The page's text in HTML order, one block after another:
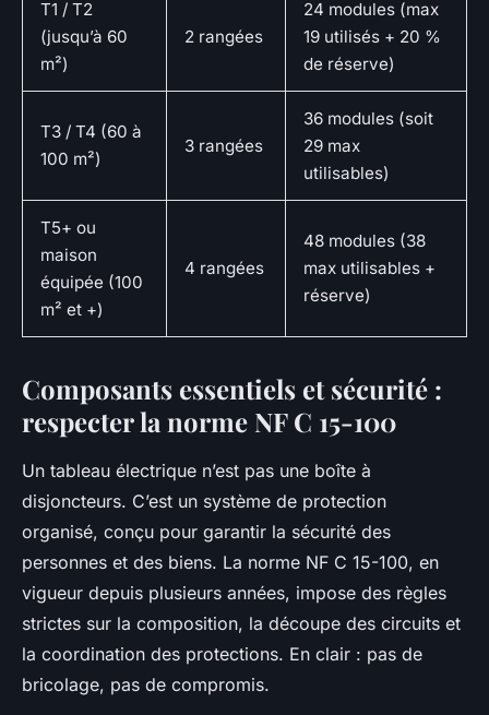
T1 / T2
(jusqu’à 60
m²)
2 rangées
24 modules (max
19 utilisés + 20 %
de réserve)
T3 / T4 (60 à
100 m²)
3 rangées
36 modules (soit
29 max
utilisables)
T5+ ou
maison
équipée (100
m² et +)
4 rangées
48 modules (38
max utilisables +
réserve)
Composants essentiels et sécurité :
respecter la norme NF C 15-100
Un tableau électrique n’est pas une boîte à
disjoncteurs. C’est un système de protection
organisé, conçu pour garantir la sécurité des
personnes et des biens. La norme NF C 15-100, en
vigueur depuis plusieurs années, impose des règles
strictes sur la composition, la découpe des circuits et
la coordination des protections. En clair : pas de
bricolage, pas de compromis.